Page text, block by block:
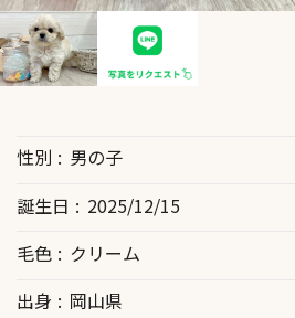
性別
男の子
誕生日
2025/12/15
毛色
クリーム
出身
岡山県